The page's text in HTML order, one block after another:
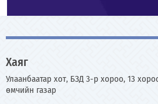
Хаяг
Улаанбаатар хот, БЗД 3-р хороо, 13
өмчийн газар